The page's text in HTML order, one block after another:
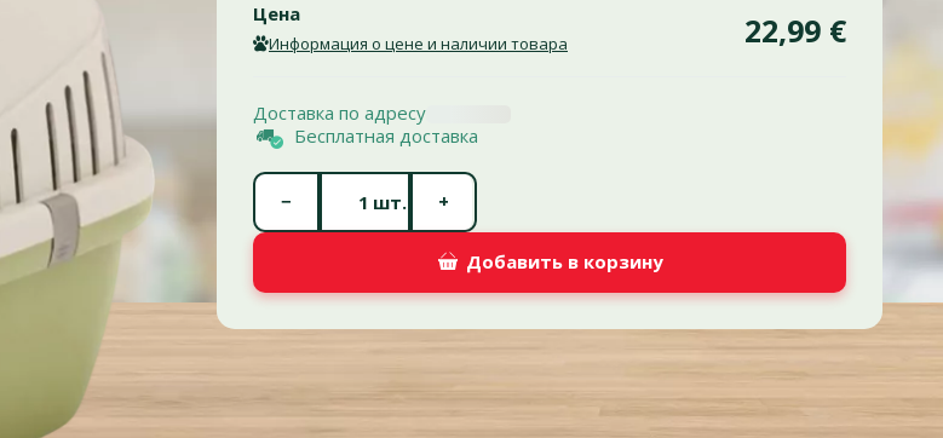
Цена
Информация о цене и наличии товара 22,99 €
Доставка по адресу
Бесплатная доставка
шт.
− +
Добавить в корзину